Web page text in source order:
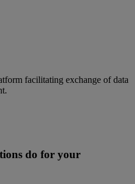
facilitating exchange of data
do for your